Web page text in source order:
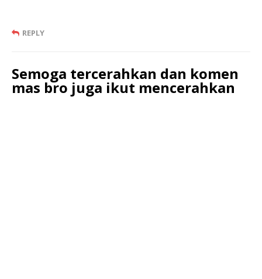
REPLY
Semoga tercerahkan dan komen
mas bro juga ikut mencerahkan